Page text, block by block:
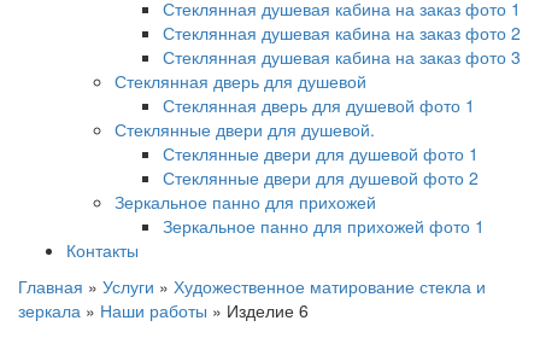
Стеклянная душевая кабина на заказ фото 1
Стеклянная душевая кабина на заказ фото 2
Стеклянная душевая кабина на заказ фото 3
Стеклянная дверь для душевой
Стеклянная дверь для душевой фото 1
Стеклянные двери для душевой.
Стеклянные двери для душевой фото 1
Стеклянные двери для душевой фото 2
Зеркальное панно для прихожей
Зеркальное панно для прихожей фото 1
Контакты
Главная » Услуги » Художественное матирование стекла и
зеркала » Наши работы » Изделие 6